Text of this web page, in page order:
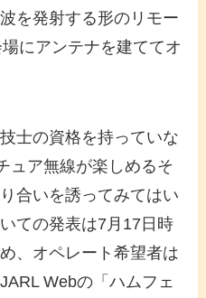
を発射する形のリモー
にアンテナを建ててオ
士の資格を持っていな
ュア無線が楽しめるそ
合いを誘ってみてはい
ての発表は7月17日時
、オペレート希望者は
Webの「ハムフェ